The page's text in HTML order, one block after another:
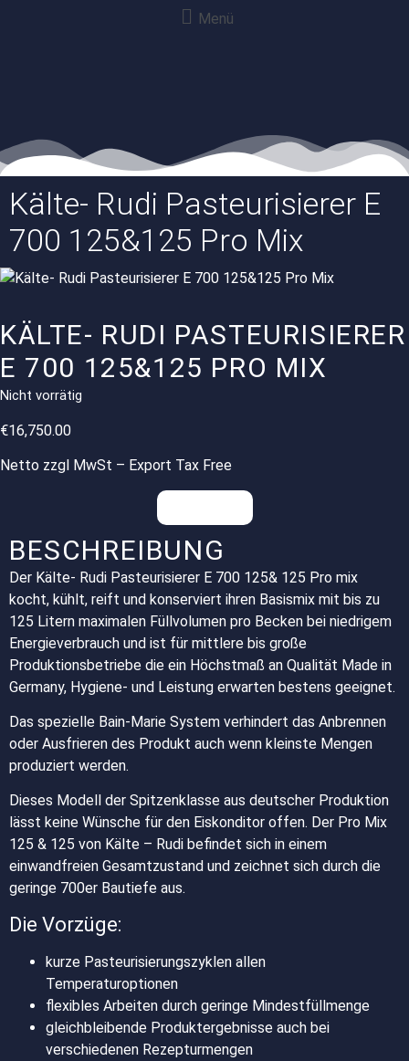
Menü
Kälte- Rudi Pasteurisierer E
700 125&125 Pro Mix
KÄLTE- RUDI PASTEURISIERER
E 700 125&125 PRO MIX
Nicht vorrätig
€16,750.00
Netto zzgl MwSt – Export Tax Free
BESCHREIBUNG
Der Kälte- Rudi Pasteurisierer E 700 125& 125 Pro mix
kocht, kühlt, reift und konserviert ihren Basismix mit bis zu
125 Litern maximalen Füllvolumen pro Becken bei niedrigem
Energieverbrauch und ist für mittlere bis große
Produktionsbetriebe die ein Höchstmaß an Qualität Made in
Germany, Hygiene- und Leistung erwarten bestens geeignet.
Das spezielle Bain-Marie System verhindert das Anbrennen
oder Ausfrieren des Produkt auch wenn kleinste Mengen
produziert werden.
Dieses Modell der Spitzenklasse aus deutscher Produktion
lässt keine Wünsche für den Eiskonditor offen. Der Pro Mix
125 & 125 von Kälte – Rudi befindet sich in einem
einwandfreien Gesamtzustand und zeichnet sich durch die
geringe 700er Bautiefe aus.
Die Vorzüge:
kurze Pasteurisierungszyklen allen
Temperaturoptionen
flexibles Arbeiten durch geringe Mindestfüllmenge
gleichbleibende Produktergebnisse auch bei
verschiedenen Rezepturmengen